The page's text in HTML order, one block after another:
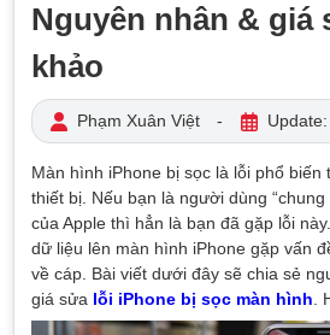
Nguyên nhân & giá
khảo
Phạm Xuân Việt -
Màn hình iPhone bị sọc là lỗi phổ
thiết bị. Nếu bạn là người dùng
của Apple thì hẳn là bạn đã gặp lỗi
dữ liệu lên màn hình iPhone gặp vấn
về cáp. Bài viết dưới đây sẽ chia sẻ
giá sửa lỗi iPhone bị sọc màn hình .